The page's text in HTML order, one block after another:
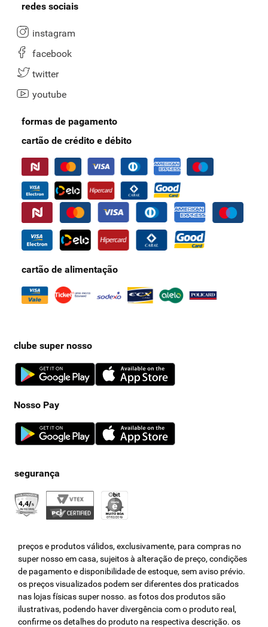
redes sociais
instagram
facebook
twitter
youtube
formas de pagamento
cartão de crédito e débito
cartão de alimentação
clube super nosso
Nosso Pay
preços e produtos válidos, exclusivamente, para compras no
super nosso em casa, sujeitos à alteração de preço, condições
de pagamento e disponibilidade de estoque, sem aviso prévio.
os preços visualizados podem ser diferentes dos praticados
nas lojas físicas super nosso. as fotos dos produtos são
ilustrativas, podendo haver divergência com o produto real,
confirme os detalhes do produto na respectiva descrição. os